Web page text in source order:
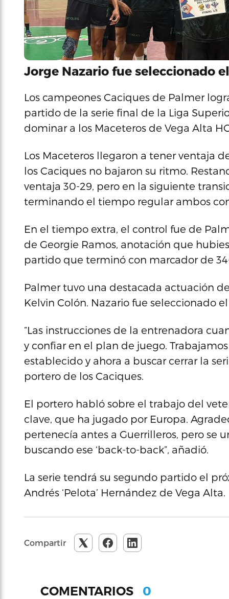
Jorge Nazario fue seleccionado
Los campeones Caciques de Palmer
partido de la serie final de la Liga
dominar a los Maceteros de Vega Alta
Los Maceteros llegaron a tener ventaja
los Caciques no bajaron su ritmo.
ventaja 30-29, pero en la siguiente
terminando el tiempo regular ambos
En el tiempo extra, el control fue de
de Georgie Ramos, anotación que
partido que terminó con marcador de
Palmer tuvo una destacada actuación
Kelvin Colón. Nazario fue seleccionado
“Las instrucciones de la entrenadora
y confiar en el plan de juego.
establecido y ahora a buscar cerrar la
portero de los Caciques.
El portero habló sobre el trabajo del
clave, que ha jugado por Europa.
pertenecía antes a Guerrilleros, pero se
buscando ese ‘back-to-back”, añadió.
La serie tendrá su segundo partido el
Andrés ‘Pelota’ Hernández de Vega Alta.
Compartir
COMENTARIOS 0